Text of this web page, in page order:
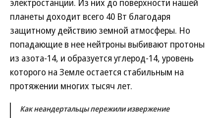
электростанции. Из них до поверхности нашей
планеты доходит всего 40 Вт благодаря
защитному действию земной атмосферы. Но
попадающие в нее нейтроны выбивают протоны
из азота-14, и образуется углерод-14, уровень
которого на Земле остается стабильным на
протяжении многих тысяч лет.
Как неандертальцы пережили извержение